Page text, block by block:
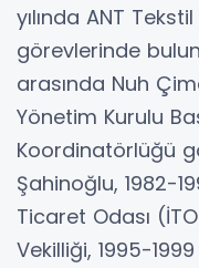
yılında ANT
görevlerinde
arasında Nuh
Yönetim Kurulu
Koordinatörlüğü
Şahinoğlu, 1982-
Ticaret Odası
Vekilliği, 1995-